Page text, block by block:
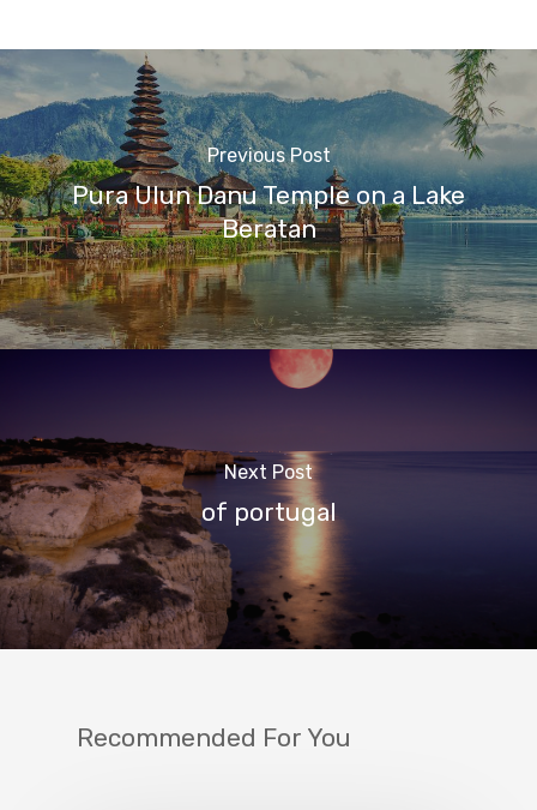
Previous Post
Pura Ulun Danu Temple on a Lake
Beratan
Next Post
of portugal
Recommended For You